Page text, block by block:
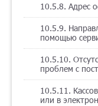
10.5.8. Адрес
10.5.9.
помощью
10.5.10.
проблем с
10.5.11.
или в